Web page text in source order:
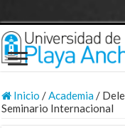
Inicio /Academia/
Seminario Internacional